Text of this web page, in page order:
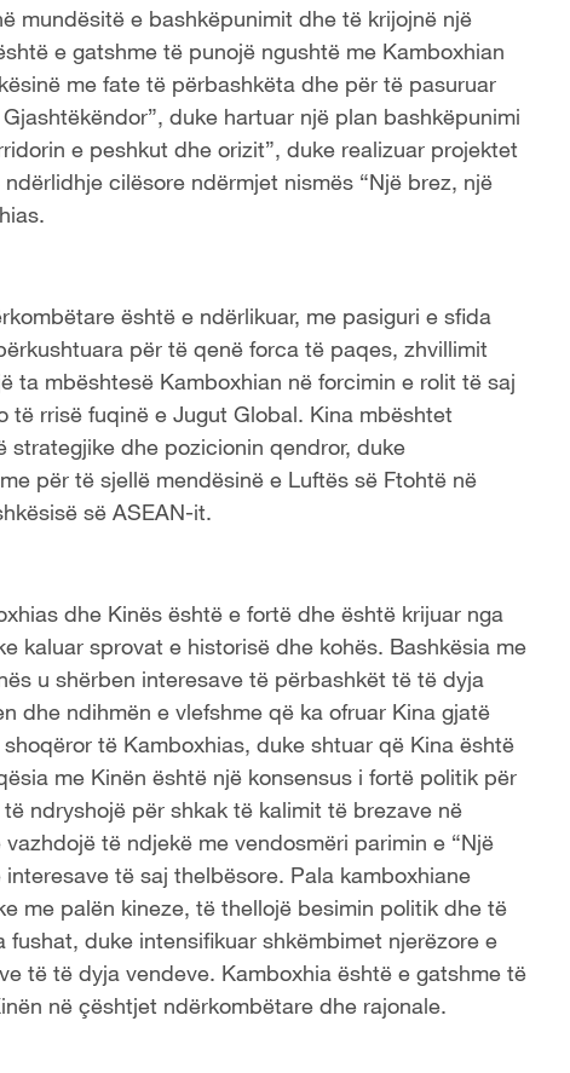
mundësitë e bashkëpunimit dhe të krijojnë një
e gatshme të punojë ngushtë me Kamboxhian
me fate të përbashkëta dhe për të pasuruar
duke hartuar një plan bashkëpunimi
e peshkut dhe orizit”, duke realizuar projektet
cilësore ndërmjet nismës “Një brez, një
është e ndërlikuar, me pasiguri e sfida
për të qenë forca të paqes, zhvillimit
ta mbështesë Kamboxhian në forcimin e rolit të saj
rrisë fuqinë e Jugut Global. Kina mbështet
dhe pozicionin qendror, duke
për të sjellë mendësinë e Luftës së Ftohtë në
së ASEAN-it.
dhe Kinës është e fortë dhe është krijuar nga
kaluar sprovat e historisë dhe kohës. Bashkësia me
u shërben interesave të përbashkët të të dyja
dhe ndihmën e vlefshme që ka ofruar Kina gjatë
të Kamboxhias, duke shtuar që Kina është
me Kinën është një konsensus i fortë politik për
ndryshojë për shkak të kalimit të brezave në
të ndjekë me vendosmëri parimin e “Një
të saj thelbësore. Pala kamboxhiane
me palën kineze, të thellojë besimin politik dhe të
duke intensifikuar shkëmbimet njerëzore e
të të dyja vendeve. Kamboxhia është e gatshme të
në çështjet ndërkombëtare dhe rajonale.